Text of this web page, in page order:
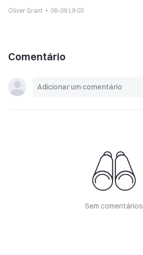
Oliver Grant 06-09 19:03
Comentário
Sem comentários